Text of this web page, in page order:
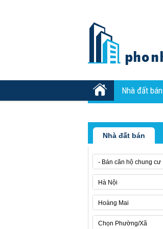
Nhà đất bán
Nhà đất bán
- Bán căn hộ chung cư
Hà Nội
Hoàng Mai
Chọn Phường/Xã